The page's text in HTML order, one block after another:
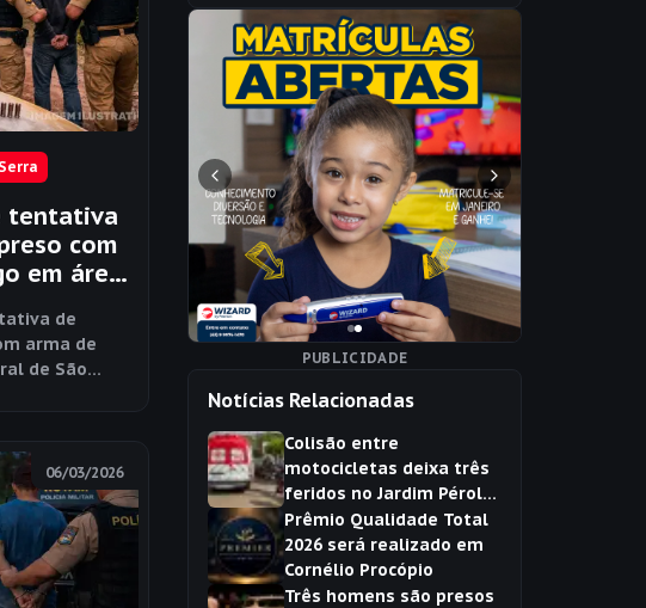
tentativa
com
em área
de
arma de
de São
06/03/2026
PUBLICIDADE
Notícias Relacionadas
Colisão entre
motocicletas deixa três
feridos no Jardim Pérola,
em Cornélio Procópio
Prêmio Qualidade Total
2026 será realizado em
Cornélio Procópio
Três homens são presos